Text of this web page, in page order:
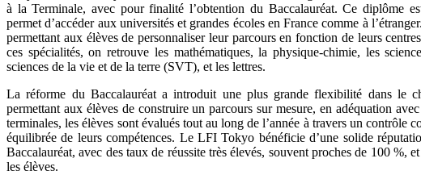
à la Terminale, avec pour finalité l’obtention du Baccalauréat. Ce diplôme
permet d’accéder aux universités et grandes écoles en France comme à
permettant aux élèves de personnaliser leur parcours en fonction de leurs
ces spécialités, on retrouve les mathématiques, la physique-chimie, les
sciences de la vie et de la terre (SVT), et les lettres.
La réforme du Baccalauréat a introduit une plus grande flexibilité dans le
permettant aux élèves de construire un parcours sur mesure, en adéquation
terminales, les élèves sont évalués tout au long de l’année à travers un contrôle
équilibrée de leurs compétences. Le LFI Tokyo bénéficie d’une solide
Baccalauréat, avec des taux de réussite très élevés, souvent proches de 100 %,
les élèves.